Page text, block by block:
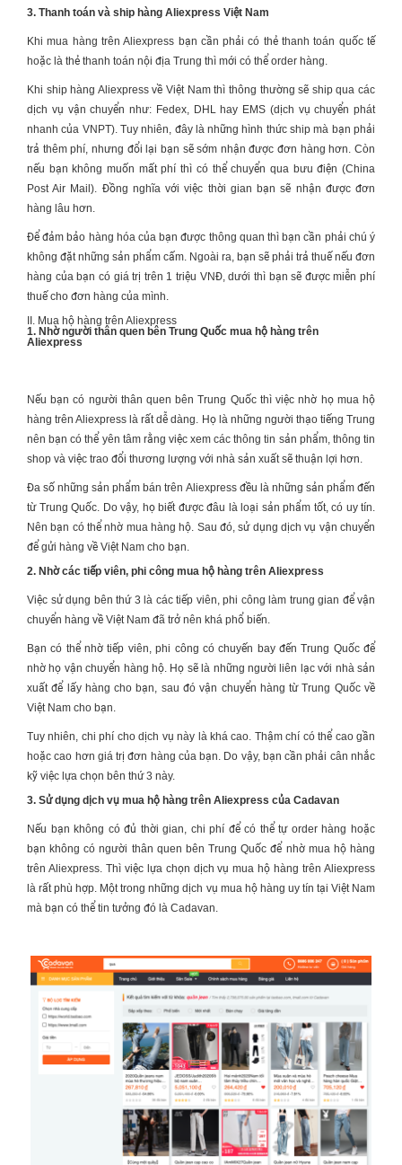
3. Thanh toán và ship hàng Aliexpress Việt Nam
Khi mua hàng trên Aliexpress bạn cần phải có thẻ thanh toán quốc tế
hoặc là thẻ thanh toán nội địa Trung thì mới có thể order hàng.
Khi ship hàng Aliexpress về Việt Nam thì thông thường sẽ ship qua các
dịch vụ vận chuyển như: Fedex, DHL hay EMS (dịch vụ chuyển phát
nhanh của VNPT). Tuy nhiên, đây là những hình thức ship mà bạn phải
trả thêm phí, nhưng đổi lại bạn sẽ sớm nhận được đơn hàng hơn. Còn
nếu bạn không muốn mất phí thì có thể chuyển qua bưu điện (China
Post Air Mail). Đồng nghĩa với việc thời gian bạn sẽ nhận được đơn
hàng lâu hơn.
Để đảm bảo hàng hóa của bạn được thông quan thì bạn cần phải chú ý
không đặt những sản phẩm cấm. Ngoài ra, bạn sẽ phải trả thuế nếu đơn
hàng của bạn có giá trị trên 1 triệu VNĐ, dưới thì bạn sẽ được miễn phí
thuế cho đơn hàng của mình.
II. Mua hộ hàng trên Aliexpress
1. Nhờ người thân quen bên Trung Quốc mua hộ hàng trên
Aliexpress
Nếu bạn có người thân quen bên Trung Quốc thì việc nhờ họ mua hộ
hàng trên Aliexpress là rất dễ dàng. Họ là những người thạo tiếng Trung
nên bạn có thể yên tâm rằng việc xem các thông tin sản phẩm, thông tin
shop và việc trao đổi thương lượng với nhà sản xuất sẽ thuận lợi hơn.
Đa số những sản phẩm bán trên Aliexpress đều là những sản phẩm đến
từ Trung Quốc. Do vậy, họ biết được đâu là loại sản phẩm tốt, có uy tín.
Nên bạn có thể nhờ mua hàng hộ. Sau đó, sử dụng dịch vụ vận chuyển
để gửi hàng về Việt Nam cho bạn.
2. Nhờ các tiếp viên, phi công mua hộ hàng trên Aliexpress
Việc sử dụng bên thứ 3 là các tiếp viên, phi công làm trung gian để vận
chuyển hàng về Việt Nam đã trở nên khá phổ biến.
Bạn có thể nhờ tiếp viên, phi công có chuyến bay đến Trung Quốc để
nhờ họ vận chuyển hàng hộ. Họ sẽ là những người liên lạc với nhà sản
xuất để lấy hàng cho bạn, sau đó vận chuyển hàng từ Trung Quốc về
Việt Nam cho bạn.
Tuy nhiên, chi phí cho dịch vụ này là khá cao. Thậm chí có thể cao gần
hoặc cao hơn giá trị đơn hàng của bạn. Do vậy, bạn cần phải cân nhắc
kỹ việc lựa chọn bên thứ 3 này.
3. Sử dụng dịch vụ mua hộ hàng trên Aliexpress của Cadavan
Nếu bạn không có đủ thời gian, chi phí để có thể tự order hàng hoặc
bạn không có người thân quen bên Trung Quốc để nhờ mua hộ hàng
trên Aliexpress. Thì việc lựa chọn dịch vụ mua hộ hàng trên Aliexpress
là rất phù hợp. Một trong những dịch vụ mua hộ hàng uy tín tại Việt Nam
mà bạn có thể tin tưởng đó là Cadavan.